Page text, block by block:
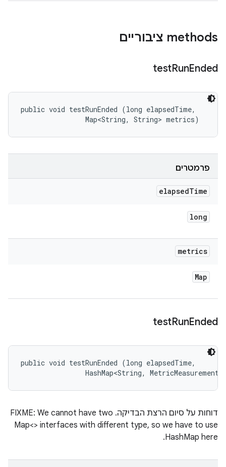
‫methods ציבוריים
testRunEnded
public void testRunEnded (long elapsedTime,
                Map<String, String> metrics)
פרמטרים
elapsedTime
long
metrics
Map
testRunEnded
public void testRunEnded (long elapsedTime,
HashMap<String,
דוחות על סיום הרצת הבדיקה. FIXME: We cannot have two
Map<> interfaces with different type, so we have to use
HashMap here.